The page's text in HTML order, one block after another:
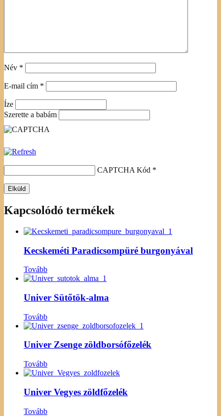
Név *
E-mail cím *
Íze
Szerette a babám
CAPTCHA Kód *
Kapcsolódó termékek
Kecskeméti Paradicsompüré burgonyával
Tovább
Univer Sütőtök-alma
Tovább
Univer Zsenge zöldborsófőzelék
Tovább
Univer Vegyes zöldfőzelék
Tovább